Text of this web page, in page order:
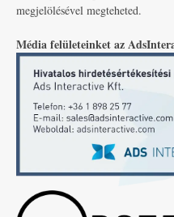
megjelölésével megteheted.
Média felületeinket az